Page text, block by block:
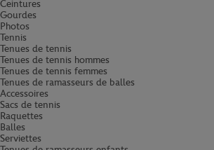
Ceintures
Gourdes
Photos
Tennis
Tenues de tennis
Tenues de tennis hommes
Tenues de tennis femmes
Tenues de ramasseurs de balles
Accessoires
Sacs de tennis
Raquettes
Balles
Serviettes